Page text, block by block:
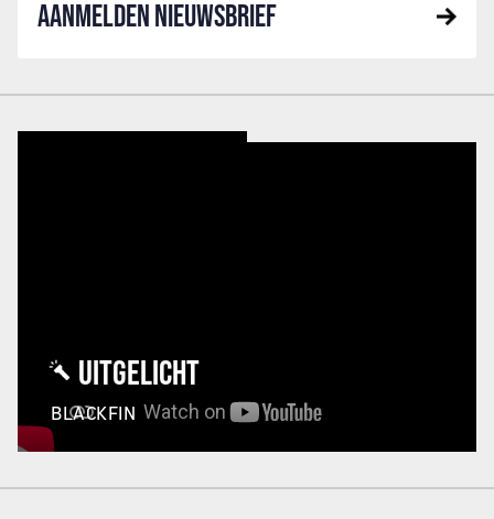
AANMELDEN NIEUWSBRIEF
UITGELICHT
BLACKFIN